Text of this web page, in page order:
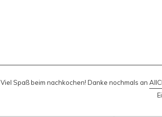
Viel Spaß beim nachkochen! Danke nochmals an